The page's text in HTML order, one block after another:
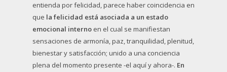
entienda por felicidad, parece haber coincidencia en
que la felicidad está asociada a un estado
emocional interno en el cual se manifiestan
sensaciones de armonía, paz, tranquilidad, plenitud,
bienestar y satisfacción; unido a una conciencia
plena del momento presente -el aquí y ahora-. En